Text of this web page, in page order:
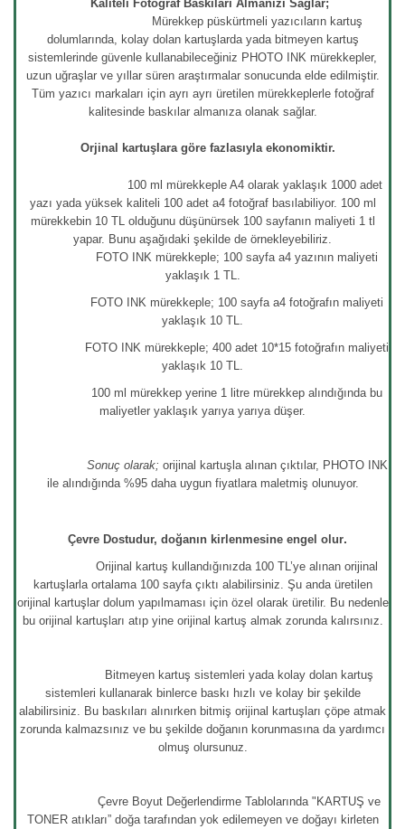
Kaliteli Fotoğraf Baskıları Almanızı Sağlar;
Mürekkep püskürtmeli yazıcıların kartuş
dolumlarında, kolay dolan kartuşlarda yada bitmeyen kartuş
sistemlerinde güvenle kullanabileceğiniz PHOTO INK mürekkepler,
uzun uğraşlar ve yıllar süren araştırmalar sonucunda elde edilmiştir.
Tüm yazıcı markaları için ayrı ayrı üretilen mürekkeplerle fotoğraf
kalitesinde baskılar almanıza olanak sağlar.
Orjinal kartuşlara göre fazlasıyla ekonomiktir.
100 ml mürekkeple A4 olarak yaklaşık 1000 adet
yazı yada yüksek kaliteli 100 adet a4 fotoğraf basılabiliyor. 100 ml
mürekkebin 10 TL olduğunu düşünürsek 100 sayfanın maliyeti 1 tl
yapar. Bunu aşağıdaki şekilde de örnekleyebiliriz.
FOTO INK mürekkeple; 100 sayfa a4 yazının maliyeti
yaklaşık 1 TL.
FOTO INK mürekkeple; 100 sayfa a4 fotoğrafın maliyeti
yaklaşık 10 TL.
FOTO INK mürekkeple; 400 adet 10*15 fotoğrafın maliyeti
yaklaşık 10 TL.
100 ml mürekkep yerine 1 litre mürekkep alındığında bu
maliyetler yaklaşık yarıya yarıya düşer.
Sonuç olarak; orijinal kartuşla alınan çıktılar, PHOTO INK
ile alındığında %95 daha uygun fiyatlara maletmiş olunuyor.
Çevre Dostudur, doğanın kirlenmesine engel olur.
Orijinal kartuş kullandığınızda 100 TL’ye alınan orijinal
kartuşlarla ortalama 100 sayfa çıktı alabilirsiniz. Şu anda üretilen
orijinal kartuşlar dolum yapılmaması için özel olarak üretilir. Bu nedenle
bu orijinal kartuşları atıp yine orijinal kartuş almak zorunda kalırsınız.
Bitmeyen kartuş sistemleri yada kolay dolan kartuş
sistemleri kullanarak binlerce baskı hızlı ve kolay bir şekilde
alabilirsiniz. Bu baskıları alınırken bitmiş orijinal kartuşları çöpe atmak
zorunda kalmazsınız ve bu şekilde doğanın korunmasına da yardımcı
olmuş olursunuz.
Çevre Boyut Değerlendirme Tablolarında "KARTUŞ ve
TONER atıkları” doğa tarafından yok edilemeyen ve doğayı kirleten